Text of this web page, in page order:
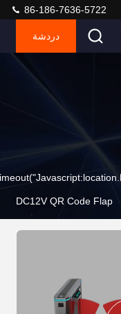
86-186-7636-5722
دردشة
DC12V QR Code Flap